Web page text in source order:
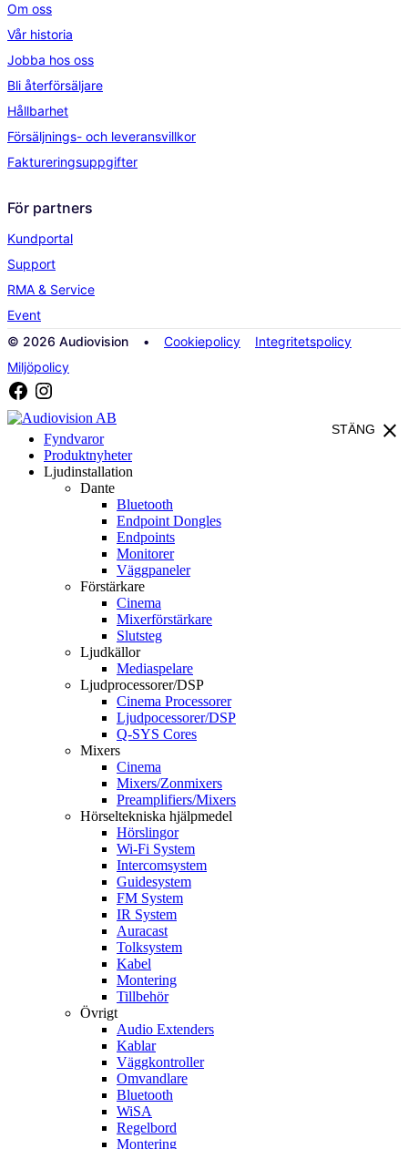
Om oss
Vår historia
Jobba hos oss
Bli återförsäljare
Hållbarhet
Försäljnings- och leveransvillkor
Faktureringsuppgifter
För partners
Kundportal
Support
RMA & Service
Event
© 2026 Audiovision •
Cookiepolicy
Integritetspolicy
Miljöpolicy
close
STÄNG
Fyndvaror
Produktnyheter
Ljudinstallation
Dante
Bluetooth
Endpoint Dongles
Endpoints
Monitorer
Väggpaneler
Förstärkare
Cinema
Mixerförstärkare
Slutsteg
Ljudkällor
Mediaspelare
Ljudprocessorer/DSP
Cinema Processorer
Ljudpocessorer/DSP
Q-SYS Cores
Mixers
Cinema
Mixers/Zonmixers
Preamplifiers/Mixers
Hörseltekniska hjälpmedel
Hörslingor
Wi-Fi System
Intercomsystem
Guidesystem
FM System
IR System
Auracast
Tolksystem
Kabel
Montering
Tillbehör
Övrigt
Audio Extenders
Kablar
Väggkontroller
Omvandlare
Bluetooth
WiSA
Regelbord
Montering